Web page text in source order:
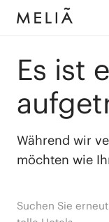
Es ist
Während wir
möchten wie
Suchen Sie